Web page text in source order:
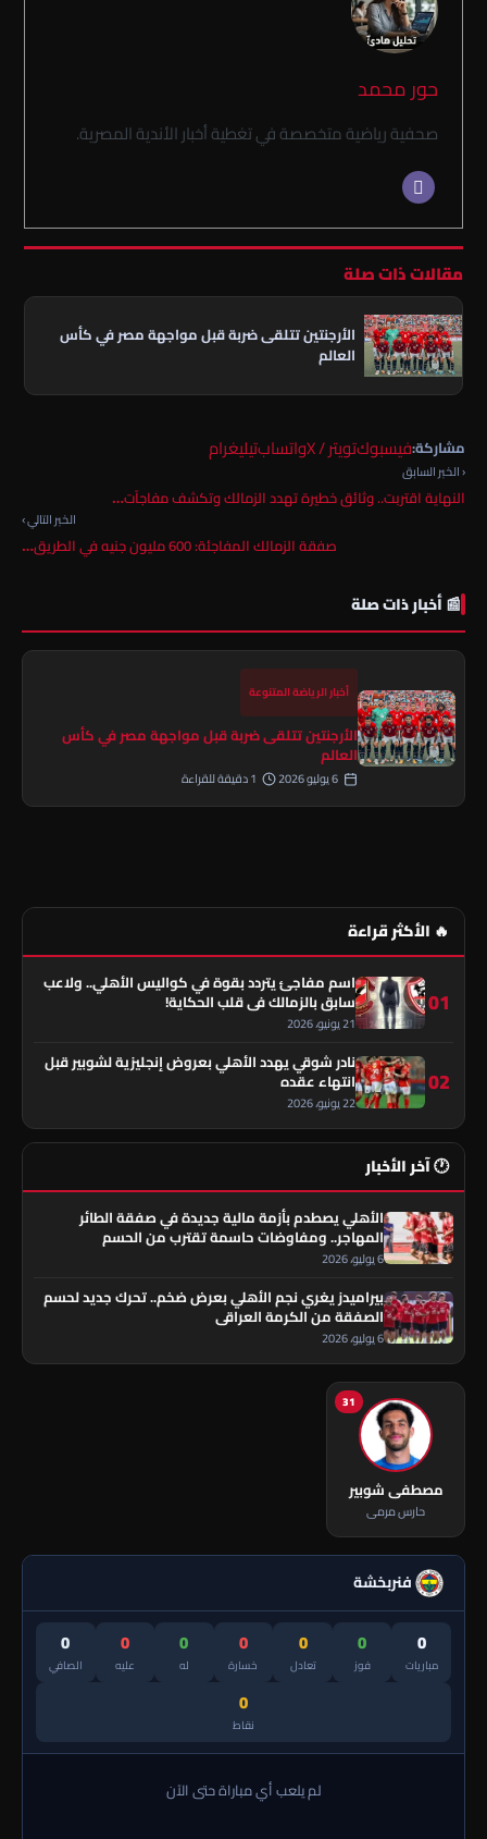
حور محمد
صحفية رياضية متخصصة في تغطية أخبار الأندية المصرية.
مقالات ذات صلة
الأرجنتين تتلقى ضربة قبل مواجهة مصر في كأس
العالم
مشاركة:فيسبوكتويتر / X واتسابتيليغرام
‹ الخبر السابق
النهاية اقتربت.. وثائق خطيرة تهدد الزمالك وتكشف مفاجآت…
الخبر التالي ›
صفقة الزمالك المفاجئة: 600 مليون جنيه في الطريق…
📰 أخبار ذات صلة
أخبار الرياضة المتنوعة
الأرجنتين تتلقى ضربة قبل مواجهة مصر في كأس
العالم
🔥 الأكثر قراءة
01
اسم مفاجئ يتردد بقوة في كواليس الأهلي.. ولاعب
سابق بالزمالك في قلب الحكاية!
21 يونيو، 2026
02
نادر شوقي يهدد الأهلي بعروض إنجليزية لشوبير قبل
انتهاء عقده
22 يونيو، 2026
🕐 آخر الأخبار
الأهلي يصطدم بأزمة مالية جديدة في صفقة الطائر
المهاجر.. ومفاوضات حاسمة تقترب من الحسم
6 يوليو، 2026
بيراميدز يغري نجم الأهلي بعرض ضخم.. تحرك جديد لحسم
الصفقة من الكرمة العراقي
6 يوليو، 2026
31
مصطفى شوبير
حارس مرمى
فنربخشة
0
مباريات
0
فوز
0
تعادل
0
خسارة
0
له
0
عليه
0
الصافي
0
نقاط
لم يلعب أي مباراة حتى الآن